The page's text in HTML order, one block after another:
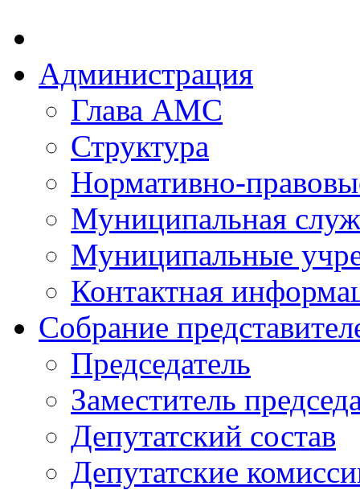
Администрация
Глава АМС
Структура
Нормативно-
Муниципальная
Муниципальные
Контактная
Собрание
Председатель
Заместитель
Депутатский состав
Депутатские